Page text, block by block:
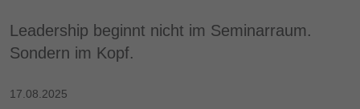
Leadership beginnt nicht im Seminarraum.
Sondern im Kopf.
17.08.2025